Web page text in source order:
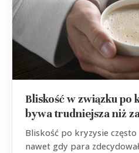
Bliskość w związku po
bywa trudniejsza niż
Bliskość po kryzysie
nawet gdy para